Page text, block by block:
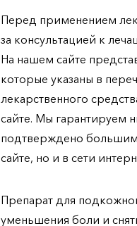
Перед применением
за консультацией к
На нашем сайте
которые указаны в
лекарственного
сайте. Мы гарантируем
подтверждено большим
сайте, но и в сети
Препарат для
уменьшения боли и